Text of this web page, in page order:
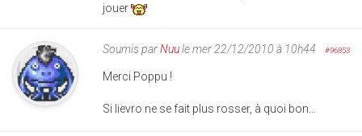
jouer
Soumis parNuule mer 22/12/2010 à 10h44 #96853
Merci Poppu !
Si lievro ne se fait plus rosser, à quoi bon...